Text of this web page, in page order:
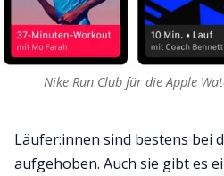
Nike Run Club für die Apple
Läufer:innen sind bestens bei
aufgehoben. Auch sie gibt es